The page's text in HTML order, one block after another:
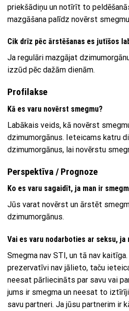
priekšādiņu un notīrīt to
mazgāšana palīdz novērst
Cik drīz pēc ārstēšanas es jutīšos
Ja regulāri mazgājat
izzūd pēc dažām dienām.
Profilakse
Kā es varu novērst smegmu?
Labākais veids, kā novērst
dzimumorgānus. Ieteicams katru
dzimumorgānus, lai novērstu
Perspektīva / Prognoze
Ko es varu sagaidīt, ja man ir
Jūs varat novērst un ārstēt
dzimumorgānus.
Vai es varu nodarboties ar seksu, ja
Smegma nav STI, un tā nav
prezervatīvi nav jālieto, taču
neesat pārliecināts par savu vai
jums ir smegma un neesat to
savu partneri. Ja jūsu partnerim ir